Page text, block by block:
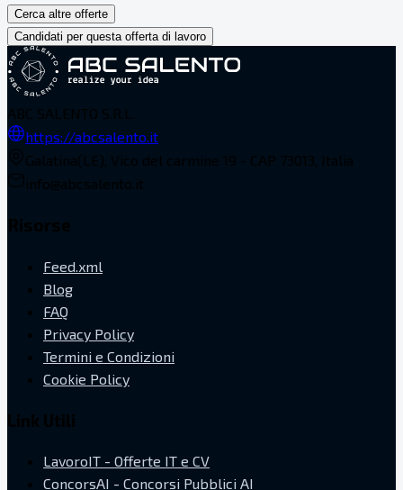
Cerca altre offerte
Candidati per questa offerta di lavoro
https://abcsalento.it
Feed.xml
Blog
FAQ
Privacy Policy
Termini e Condizioni
Cookie Policy
LavoroIT - Offerte IT e CV
ConcorsAI - Concorsi Pubblici AI